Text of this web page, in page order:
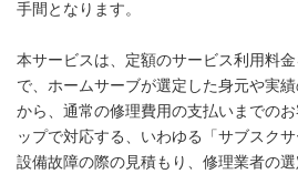
手間となります。
本サービスは、定額のサービス利用料
で、ホームサーブが選定した身元や実
から、通常の修理費用の支払いまでの
ップで対応する、いわゆる「サブスク
設備故障の際の見積もり、修理業者の